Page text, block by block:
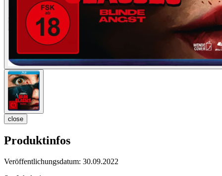
close
Produktinfos
Veröffentlichungsdatum: 30.09.2022